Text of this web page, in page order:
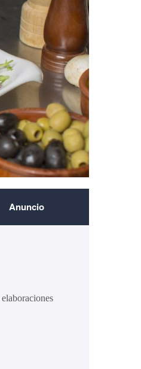
Anuncio